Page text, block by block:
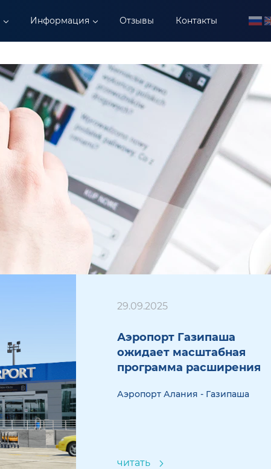
Информация Отзывы Контакты
29.09.2025
Аэропорт Газипаша
ожидает масштабная
программа расширения
Аэропорт Алания - Газипаша
читать